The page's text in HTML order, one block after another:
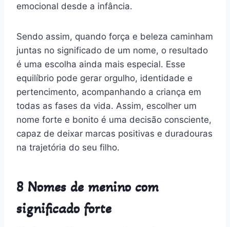
emocional desde a infância.
Sendo assim, quando força e beleza caminham
juntas no significado de um nome, o resultado
é uma escolha ainda mais especial. Esse
equilíbrio pode gerar orgulho, identidade e
pertencimento, acompanhando a criança em
todas as fases da vida. Assim, escolher um
nome forte e bonito é uma decisão consciente,
capaz de deixar marcas positivas e duradouras
na trajetória do seu filho.
8 Nomes de menino com
significado forte